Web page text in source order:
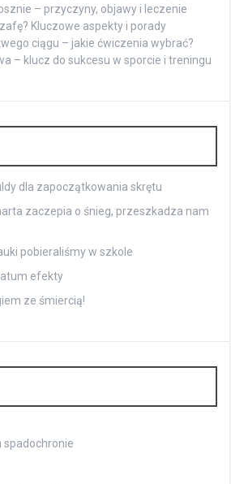
– przyczyny, objawy i leczenie
Kluczowe aspekty i porady
ciągu – jakie ćwiczenia wybrać?
– klucz do sukcesu w sporcie i treningu
dla zapoczątkowania skrętu
zaczepia o śnieg, przeszkadza nam
pobieraliśmy w szkole
efekty
ze śmiercią!
spadochronie